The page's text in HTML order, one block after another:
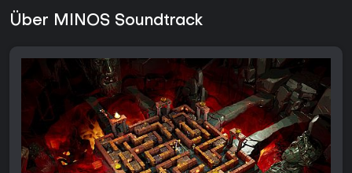
Über MINOS Soundtrack